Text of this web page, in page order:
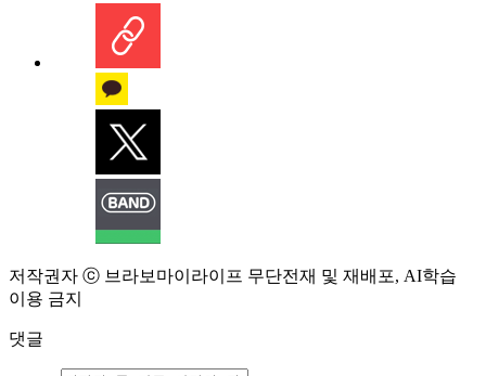
저작권자 ⓒ 브라보마이라이프 무단전재 및 재배포, AI학습
이용 금지
댓글